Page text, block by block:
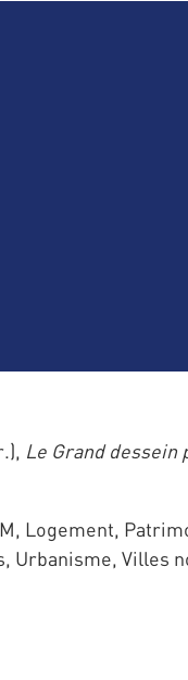
Le Grand dessein
Logement,
Urbanisme, Villes